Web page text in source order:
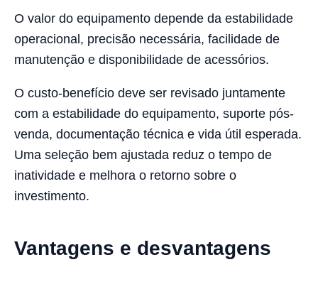
O valor do equipamento depende da estabilidade
operacional, precisão necessária, facilidade de
manutenção e disponibilidade de acessórios.
O custo-benefício deve ser revisado juntamente
com a estabilidade do equipamento, suporte pós-
venda, documentação técnica e vida útil esperada.
Uma seleção bem ajustada reduz o tempo de
inatividade e melhora o retorno sobre o
investimento.
Vantagens e desvantagens